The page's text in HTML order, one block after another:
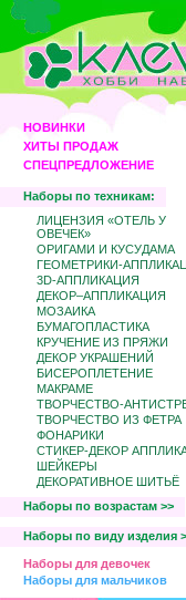
НОВИНКИ
ХИТЫ ПРОДАЖ
СПЕЦПРЕДЛОЖЕНИЕ
Наборы по техникам:
ЛИЦЕНЗИЯ «ОТЕЛЬ У
ОВЕЧЕК»
ОРИГАМИ И КУСУДАМА
ГЕОМЕТРИКИ-
3D-АППЛИКАЦИЯ
ДЕКОР–АППЛИКАЦИЯ
МОЗАИКА
БУМАГОПЛАСТИКА
КРУЧЕНИЕ ИЗ ПРЯЖИ
ДЕКОР УКРАШЕНИЙ
БИCЕРОПЛЕТЕНИЕ
МАКРАМЕ
ТВОРЧЕСТВО-
ТВОРЧЕСТВО ИЗ ФЕТРА
ФОНАРИКИ
СТИКЕР-ДЕКОР
ШЕЙКЕРЫ
ДЕКОРАТИВНОЕ ШИТЬЁ
Наборы по возрастам >>
Наборы по виду изделия
Наборы для девочек
Наборы для мальчиков